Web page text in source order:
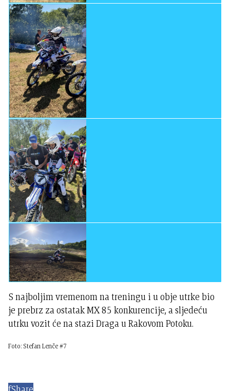
S najboljim vremenom na treningu i u obje utrke bio
je prebrz za ostatak MX 85 konkurencije, a sljedeću
utrku vozit će na stazi Draga u Rakovom Potoku.
Foto: Stefan Lenče #7